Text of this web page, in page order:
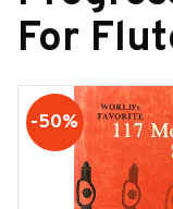
For
50%